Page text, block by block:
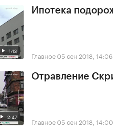
1:13
Ипотека
Главное 05 сен 2018, 14:06
2:47
Отравление
Главное 05 сен 2018, 14:00